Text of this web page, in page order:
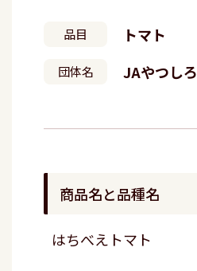
品目 トマト
団体名 JAやつしろ
商品名と品種名
はちべえトマト